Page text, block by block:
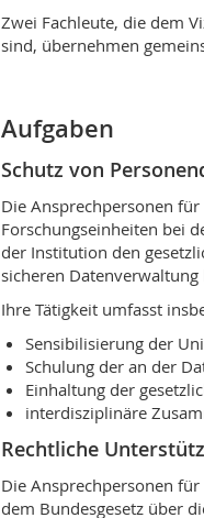
Zwei Fachleute, die dem
sind, übernehmen
Aufgaben
Schutz von
Die Ansprechpersonen
Forschungseinheiten bei
der Institution den
sicheren Datenverwaltung
Ihre Tätigkeit umfasst
Sensibilisierung der
Schulung der an der
Einhaltung der
interdisziplinäre
Rechtliche
Die Ansprechpersonen
dem Bundesgesetz über